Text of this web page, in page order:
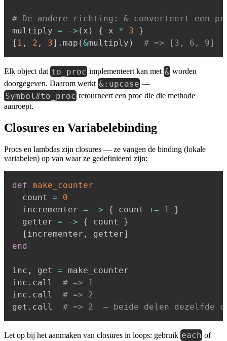
# De andere richting: & converteert een
multiply = -> ( x ) { x * 3
}
[ 1 , 2 , 3] . map (&multiply ) # => [3, 6, 9]
Elk object dat to_proc implementeert kan met & worden
doorgegeven. Daarom werkt &:upcase —
Symbol#to_proc retourneert een proc die die methode
aanroept.
Closures en Variabelebinding
Procs en lambdas zijn closures — ze vangen de binding (lokale
variabelen) op van waar ze gedefinieerd zijn:
def make_counter
  count
=
0
  incrementer
= -> { count += 1
}
  getter
= -> { count }
[ incrementer , getter]
end
inc , get = make_counter
inc . call # => 1
inc . call # => 2
get . call # => 2  — beide delen dezelfde
Let op bij het aanmaken van closures in loops: gebruik each of